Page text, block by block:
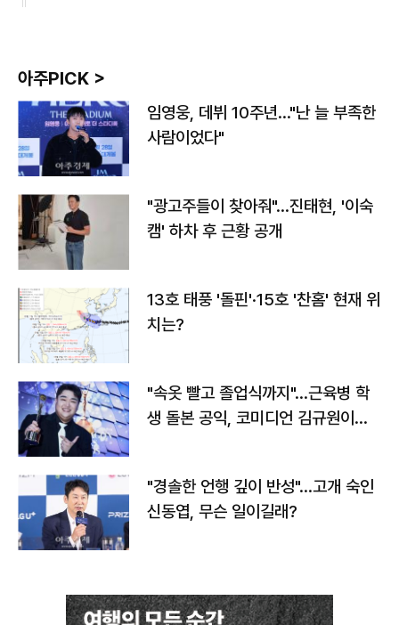
아주PICK >
임영웅, 데뷔 10주년…"난 늘 부족한
사람이었다"
"광고주들이 찾아줘"…진태현, '이숙
캠' 하차 후 근황 공개
13호 태풍 '돌핀'·15호 '찬홈' 현재 위
치는?
"속옷 빨고 졸업식까지"…근육병 학
생 돌본 공익, 코미디언 김규원이었
"경솔한 언행 깊이 반성"…고개 숙인
신동엽, 무슨 일이길래?